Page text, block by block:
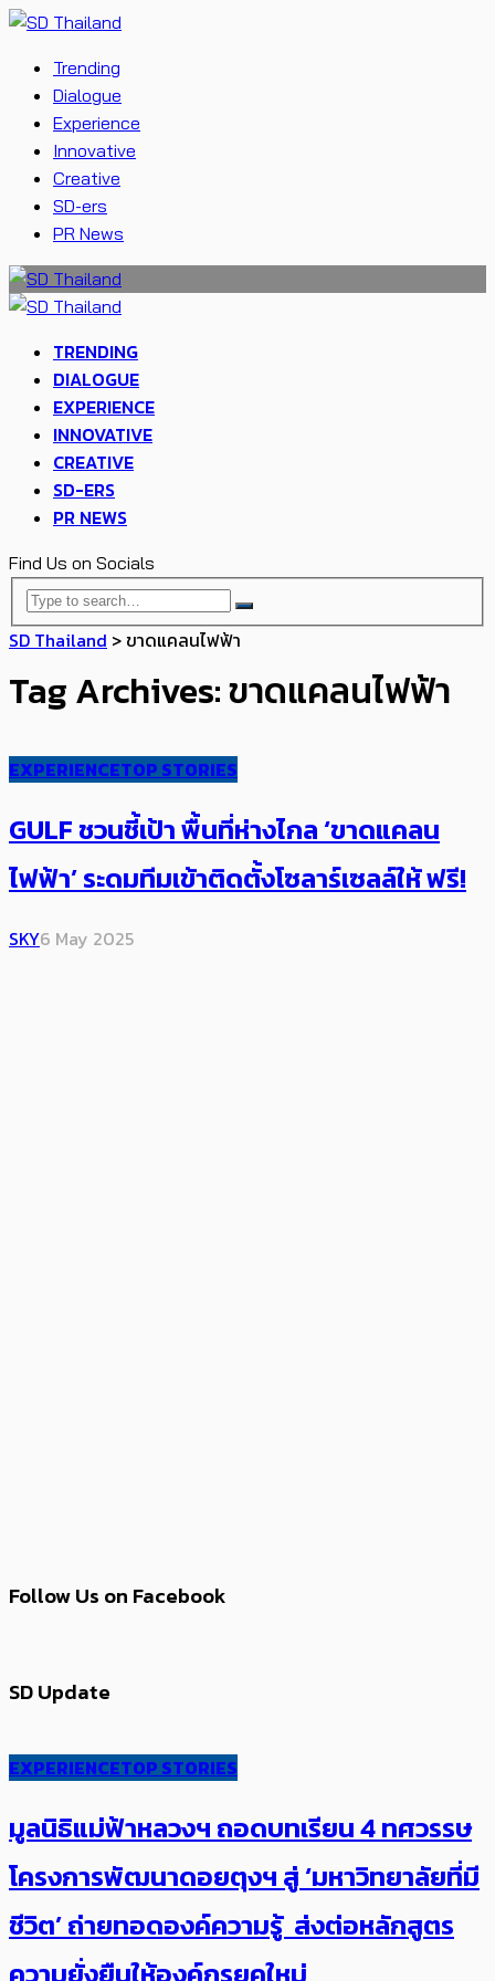
Trending
Dialogue
Experience
Innovative
Creative
SD-ers
PR News
TRENDING
DIALOGUE
EXPERIENCE
INNOVATIVE
CREATIVE
SD-ERS
PR NEWS
Find Us on Socials
SD Thailand >ขาดแคลนไฟฟ้า
Tag Archives: ขาดแคลนไฟฟ้า
EXPERIENCETOP STORIES
GULF ชวนชี้เป้า พื้นที่ห่างไกล ‘ขาดแคลน
ไฟฟ้า’ ระดมทีม​​เข้าติดตั้งโซลาร์เซลล์ให้ ฟรี!
SKY6 May 2025
Follow Us on Facebook
SD Update
EXPERIENCETOP STORIES
มูลนิธิแม่ฟ้าหลวงฯ ถอดบทเรียน 4 ทศวรรษ
โครงการพัฒนาดอยตุงฯ สู่ ‘มหาวิทยาลัยที่มี
ชีวิต’ ถ่ายทอดองค์ความรู้ ส่งต่อหลักสูตร